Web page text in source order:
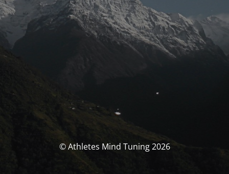
© Athletes Mind Tuning 2026